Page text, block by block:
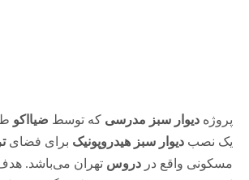
پروژه دیوار سبز مدرسی که توسط ضیااکو
یک نصب دیوار سبز هیدروپونیک برای فضای
مسکونی واقع در دروس تهران می‌باشد.